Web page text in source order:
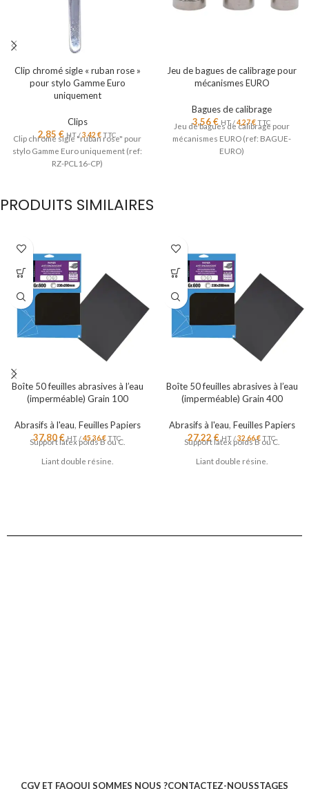
Clip chromé sigle « ruban rose »
pour stylo Gamme Euro
uniquement
Clips
2,85 € HT /3,42 €TTC
Clip chromé sigle "ruban rose" pour
stylo Gamme Euro uniquement (ref:
RZ-PCL16-CP)
Jeu de bagues de calibrage pour
mécanismes EURO
Bagues de calibrage
3,56€ HT /4,27€TTC
Jeu de bagues de calibrage pour
mécanismes EURO (ref: BAGUE-
EURO)
PRODUITS SIMILAIRES
Boîte 50 feuilles abrasives à l’eau
(imperméable) Grain 100
Abrasifs à l'eau, Feuilles Papiers
37,80€ HT /45,36€TTC
Support latex poids B ou C.
Liant double résine.
Boîte 50 feuilles abrasives à l’eau
(imperméable) Grain 400
Abrasifs à l'eau, Feuilles Papiers
27,22 € HT /32,66€TTC
Support latex poids B ou C.
Liant double résine.
CGV ET FAQQUI SOMMES NOUS ?CONTACTEZ-NOUSSTAGES